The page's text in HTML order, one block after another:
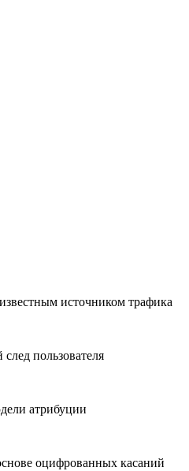
источником трафика
пользователя
атрибуции
оцифрованных касаний